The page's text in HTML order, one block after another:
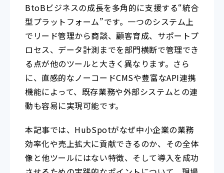
BtoBビジネスの成長を多角的に支援する“統合
型プラットフォーム”です。一つのシステム上
でリード管理から商談、顧客育成、サポートプ
ロセス、データ計測までを部門横断で管理でき
る点が他のツールと大きく異なります。さら
に、直感的なノーコードCMSや豊富なAPI連携
機能によって、既存業務や外部システムとの連
動も容易に実現可能です。
本記事では、HubSpotがなぜ中小企業の業務
効率化や売上拡大に貢献できるのか、その全体
像と他ツールにはない特徴、そして導入を成功